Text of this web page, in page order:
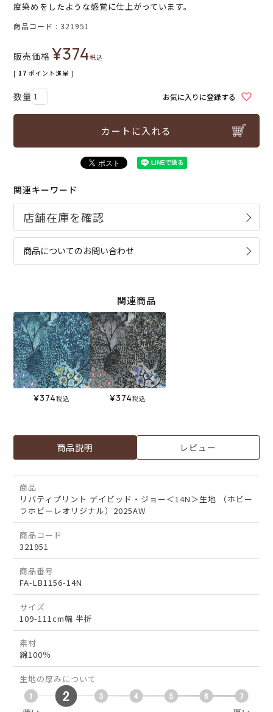
度染めをしたような感覚に仕上がっています。
商品コード 321951
販売価格 ¥374税込
[ 17 ポイント進呈 ]
お気に入りに登録する
カートに入れる
関連キーワード
商品についてのお問い合わせ
関連商品
¥374税込 ¥374税込
商品説明 レビュー
商品
リバティプリント デイビッド・ジョー＜14N＞生地 （ホビー
ラホビーレオリジナル）2025AW
商品コード
321951
商品番号
FA-LB1156-14N
サイズ
109-111cm幅 半折
素材
綿100％
生地の厚みについて